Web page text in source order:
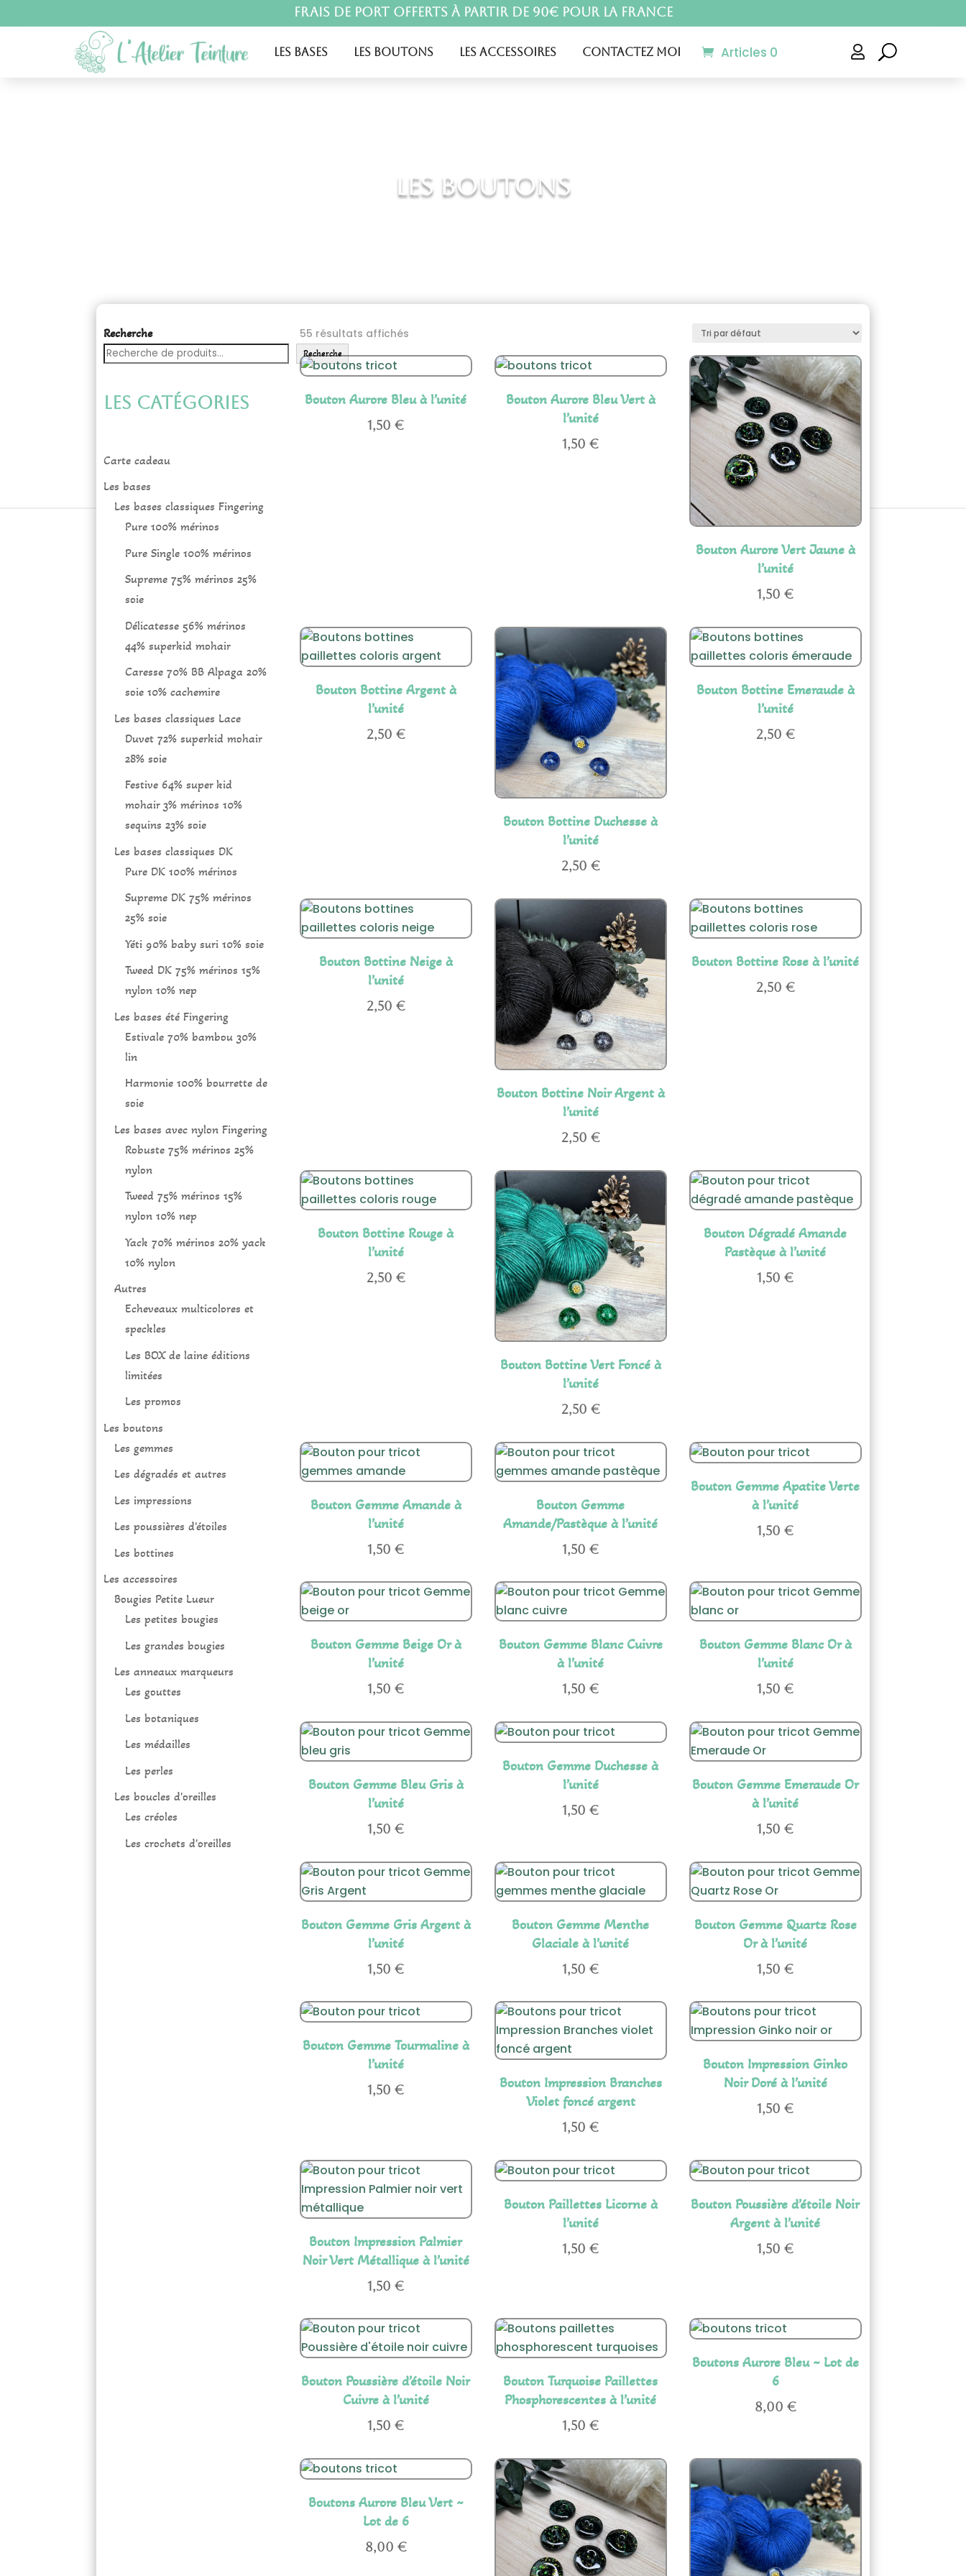
Frais de port offerts à partir de 90€ pour la France
Les bases Les boutons Les accessoires Contactez moi Articles 0 
Les boutons
Recherche
Recherche
Les catégories
Carte cadeau
Les bases
Les bases classiques Fingering
Pure 100% mérinos
Pure Single 100% mérinos
Supreme 75% mérinos 25%
soie
Délicatesse 56% mérinos
44% superkid mohair
Caresse 70% BB Alpaga 20%
soie 10% cachemire
Les bases classiques Lace
Duvet 72% superkid mohair
28% soie
Festive 64% super kid
mohair 3% mérinos 10%
sequins 23% soie
Les bases classiques DK
Pure DK 100% mérinos
Supreme DK 75% mérinos
25% soie
Yéti 90% baby suri 10% soie
Tweed DK 75% mérinos 15%
nylon 10% nep
Les bases été Fingering
Estivale 70% bambou 30%
lin
Harmonie 100% bourrette de
soie
Les bases avec nylon Fingering
Robuste 75% mérinos 25%
nylon
Tweed 75% mérinos 15%
nylon 10% nep
Yack 70% mérinos 20% yack
10% nylon
Autres
Echeveaux multicolores et
speckles
Les BOX de laine éditions
limitées
Les promos
Les boutons
Les gemmes
Les dégradés et autres
Les impressions
Les poussières d'étoiles
Les bottines
Les accessoires
Bougies Petite Lueur
Les petites bougies
Les grandes bougies
Les anneaux marqueurs
Les gouttes
Les botaniques
Les médailles
Les perles
Les boucles d'oreilles
Les créoles
Les crochets d'oreilles
55 résultats affichés
Bouton Aurore Bleu à l’unité
1,50€
Bouton Aurore Bleu Vert à
l’unité
1,50€
Bouton Aurore Vert Jaune à
l’unité
1,50€
Bouton Bottine Argent à
l’unité
2,50 €
Bouton Bottine Duchesse à
l’unité
2,50 €
Bouton Bottine Emeraude à
l’unité
2,50 €
Bouton Bottine Neige à
l’unité
2,50 €
Bouton Bottine Noir Argent à
l’unité
2,50 €
Bouton Bottine Rose à l’unité
2,50 €
Bouton Bottine Rouge à
l’unité
2,50 €
Bouton Bottine Vert Foncé à
l’unité
2,50 €
Bouton Dégradé Amande
Pastèque à l’unité
1,50€
Bouton Gemme Amande à
l’unité
1,50€
Bouton Gemme
Amande/Pastèque à l’unité
1,50€
Bouton Gemme Apatite Verte
à l’unité
1,50€
Bouton Gemme Beige Or à
l’unité
1,50€
Bouton Gemme Blanc Cuivre
à l’unité
1,50€
Bouton Gemme Blanc Or à
l’unité
1,50€
Bouton Gemme Bleu Gris à
l’unité
1,50€
Bouton Gemme Duchesse à
l’unité
1,50€
Bouton Gemme Emeraude Or
à l’unité
1,50€
Bouton Gemme Gris Argent à
l’unité
1,50€
Bouton Gemme Menthe
Glaciale à l’unité
1,50€
Bouton Gemme Quartz Rose
Or à l’unité
1,50€
Bouton Gemme Tourmaline à
l’unité
1,50€
Bouton Impression Branches
Violet foncé argent
1,50€
Bouton Impression Ginko
Noir Doré à l’unité
1,50€
Bouton Impression Palmier
Noir Vert Métallique à l’unité
1,50€
Bouton Paillettes Licorne à
l’unité
1,50€
Bouton Poussière d’étoile Noir
Argent à l’unité
1,50€
Bouton Poussière d’étoile Noir
Cuivre à l’unité
1,50€
Bouton Turquoise Paillettes
Phosphorescentes à l’unité
1,50€
Boutons Aurore Bleu ~ Lot de
6
8,00 €
Boutons Aurore Bleu Vert ~
Lot de 6
8,00 €